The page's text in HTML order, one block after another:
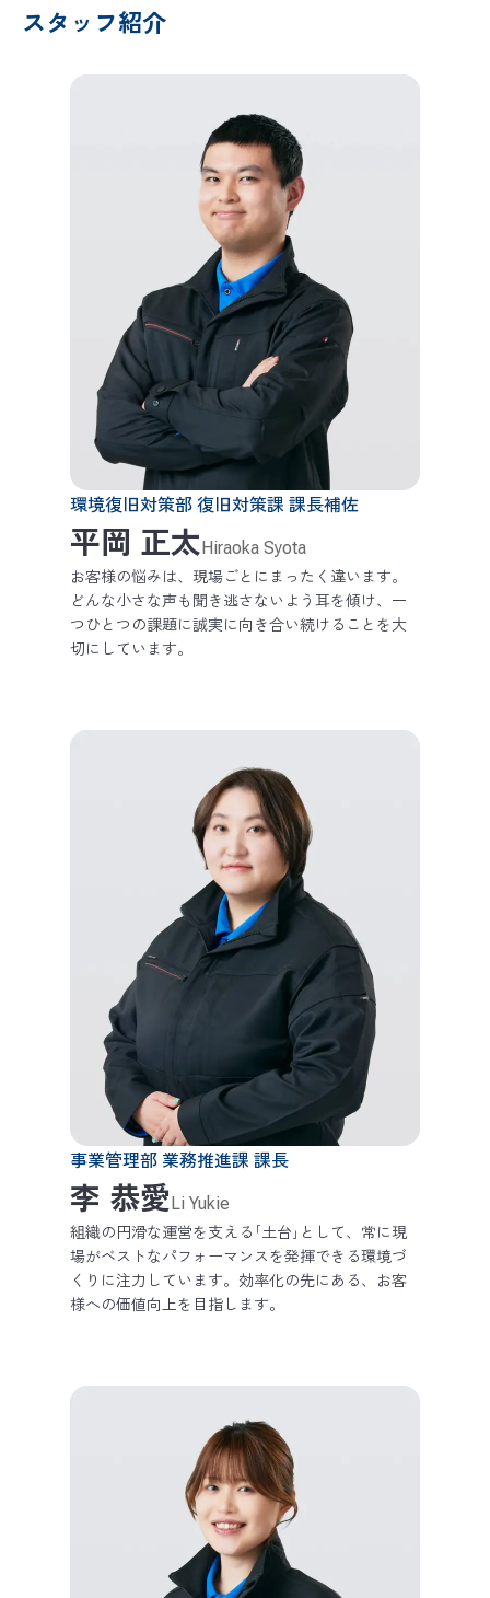
スタッフ紹介
環境復旧対策部 復旧対策課 課長補佐
平岡 正太 Hiraoka Syota
お客様の悩みは、現場ごとにまったく違います。
どんな小さな声も聞き逃さないよう耳を傾け、一
つひとつの課題に誠実に向き合い続けることを大
切にしています。
事業管理部 業務推進課 課長
李 恭愛 Li Yukie
組織の円滑な運営を支える｢土台｣として、常に現
場がベストなパフォーマンスを発揮できる環境づ
くりに注力しています。効率化の先にある、お客
様への価値向上を目指します。